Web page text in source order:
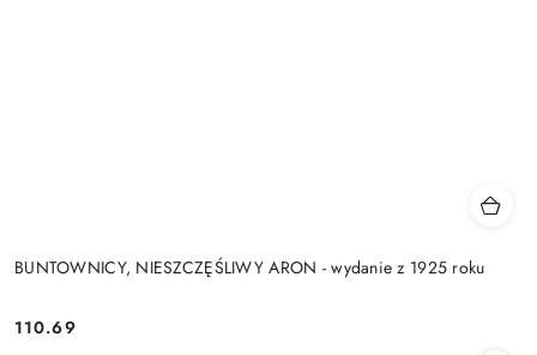
BUNTOWNICY, NIESZCZĘŚLIWY ARON - wydanie z 1925 roku
Cena:
110.69